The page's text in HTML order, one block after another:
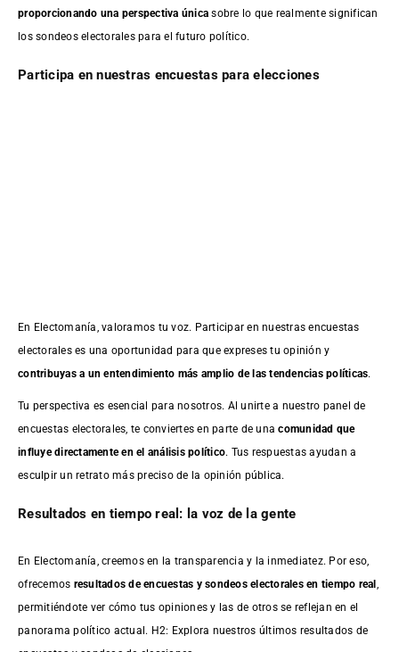
proporcionando una perspectiva única sobre lo que realmente significan
los sondeos electorales para el futuro político.
Participa en nuestras encuestas para elecciones
En Electomanía, valoramos tu voz. Participar en nuestras encuestas
electorales es una oportunidad para que expreses tu opinión y
contribuyas a un entendimiento más amplio de las tendencias políticas.
Tu perspectiva es esencial para nosotros. Al unirte a nuestro panel de
encuestas electorales, te conviertes en parte de unacomunidad que
influye directamente en el análisis político. Tus respuestas ayudan a
esculpir un retrato más preciso de la opinión pública.
Resultados en tiempo real: la voz de la gente
En Electomanía, creemos en la transparencia y la inmediatez. Por eso,
ofrecemos resultados deencuestas y sondeos electorales en tiempo real
permitiéndote ver cómo tus opiniones y las de otros se reflejan en el
panorama político actual. H2: Explora nuestros últimos resultados de